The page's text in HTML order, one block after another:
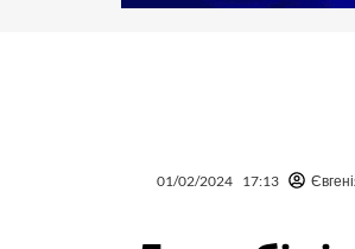
01/02/2024 17:13